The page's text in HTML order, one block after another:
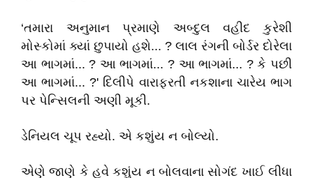
‘તમારા અનુમાન પ્રમાણે અબ્દુલ વહીદ કુરેશી
મોસ્કોમાં ક્યાં છુપાયો હશે... ? લાલ રંગની બોર્ડર દોરેલા
આ ભાગમાં... ? આ ભાગમાં... ? આ ભાગમાં... ? કે પછી
આ ભાગમાં... ?' દિલીપે વારાફરતી નકશાના ચારેય ભાગ
પર પેન્સિલની અણી મૂકી.
ડેનિયલ ચૂપ રહ્યો. એ કશુંય ન બોલ્યો.
એણે જાણે કે હવે કશુંય ન બોલવાના સોગંદ ખાઈ લીધા